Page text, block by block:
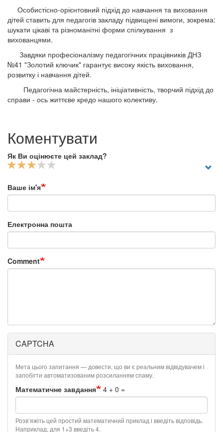
Особистісно-орієнтовний підхід до навчання та виховання
дітей ставить для педагогів закладу підвищені вимоги, зокрема:
шукати цікаві та різноманітні форми спілкування з
вихованцями.
Завдяки професіоналізму педагогічних працівників ДНЗ
№41 "Золотий ключик" гарантує високу якість виховання,
розвитку і навчання дітей.
Педагогічна майстерність, ініціативність, творчий підхід до
справи - ось життєве кредо нашого колективу.
Коментувати
Як Ви оцінюєте цей заклад?
Ваше ім'я
Електронна пошта
Comment
CAPTCHA
Мета цього запитання — довести, що ви є реальним відвідувачем і
запобігти автоматизованим розсиланням спаму.
Математичне завдання 4 + 0 =
Розв’яжіть цей простий математичний приклад і введіть відповідь.
Наприклад, для 1+3 введіть 4.